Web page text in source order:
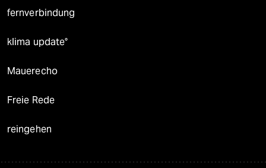
fernverbindung
klima update°
Mauerecho
Freie Rede
reingehen